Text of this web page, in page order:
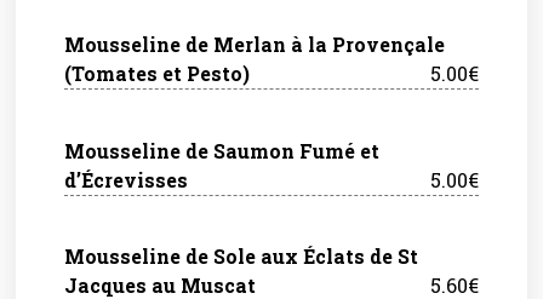
Mousseline de Merlan à la Provençale
(Tomates et Pesto)
5.00€
Mousseline de Saumon Fumé et
d’Écrevisses
5.00€
Mousseline de Sole aux Éclats de St
Jacques au Muscat
5.60€